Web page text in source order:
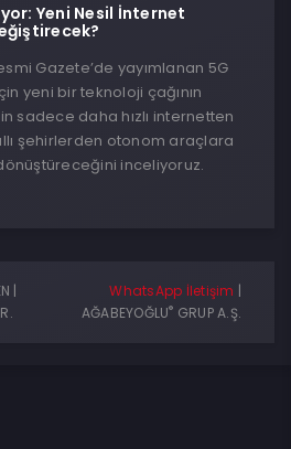
Yeni Nesil İnternet
Gazete’de yayımlanan 5G
yeni bir teknoloji çağının
sadece daha hızlı internetten
şehirlerden otonom araçlara
inceliyoruz.
|
WhatsApp İletişim |
AĞABEYOĞLU® GRUP A.Ş.